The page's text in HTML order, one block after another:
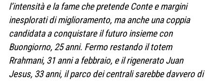
l’intensità e la fame che pretende Conte e margini
inesplorati di miglioramento, ma anche una coppia
candidata a conquistare il futuro insieme con
Buongiorno, 25 anni. Fermo restando il totem
Rrahmani, 31 anni a febbraio, e il rigenerato Juan
Jesus, 33 anni, il parco dei centrali sarebbe davvero di